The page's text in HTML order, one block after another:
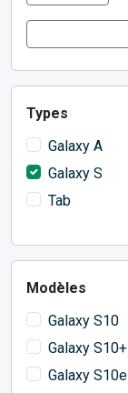
Types
Galaxy A
Galaxy S
Tab
Modèles
Galaxy S10
Galaxy S10+
Galaxy S10e